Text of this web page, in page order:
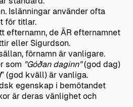
Islänningar använder ofta
för titlar.
efternamn, de ÄR efternamnet
eller Sigurdson.
förnamn är vanligare.
som ”Góðan daginn”(god dag)
” (god kväll) är vanliga.
egenskap i bemötandet
är deras vänlighet och